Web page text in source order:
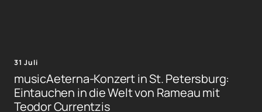
31 Juli
musicAeterna-Konzert in St. Petersburg:
Eintauchen in die Welt von Rameau mit
Teodor Currentzis